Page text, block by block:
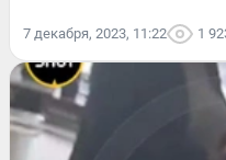
7 декабря, 2023, 11:22 1